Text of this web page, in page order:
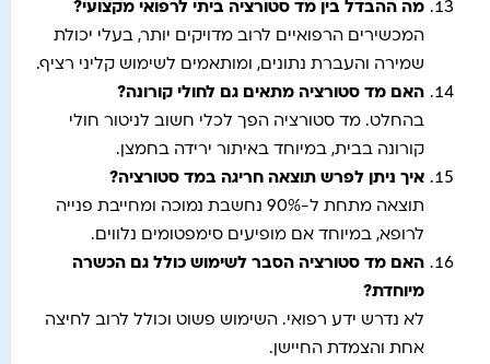
מה ההבדל בין מד סטורציה ביתי לרפואי מקצועי?
המכשירים הרפואיים לרוב מדויקים יותר, בעלי יכולת
שמירה והעברת נתונים, ומותאמים לשימוש קליני רציף.
האם מד סטורציה מתאים גם לחולי קורונה?
בהחלט. מד סטורציה הפך לכלי חשוב לניטור חולי
קורונה בבית, במיוחד באיתור ירידה בחמצן.
איך ניתן לפרש תוצאה חריגה במד סטורציה?
תוצאה מתחת ל-90% נחשבת נמוכה ומחייבת פנייה
לרופא, במיוחד אם מופיעים סימפטומים נלווים.
האם מד סטורציה הסבר לשימוש כולל גם הכשרה
מיוחדת?
לא נדרש ידע רפואי. השימוש פשוט וכולל לרוב לחיצה
אחת והצמדת החיישן.